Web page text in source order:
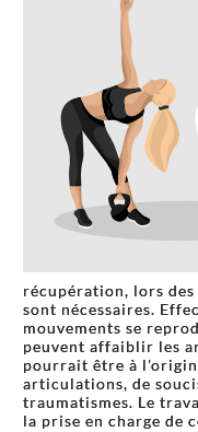
récupération, lors
sont nécessaires.
mouvements se
peuvent affaiblir les
pourrait être à
articulations, de
traumatismes. Le
la prise en charge de